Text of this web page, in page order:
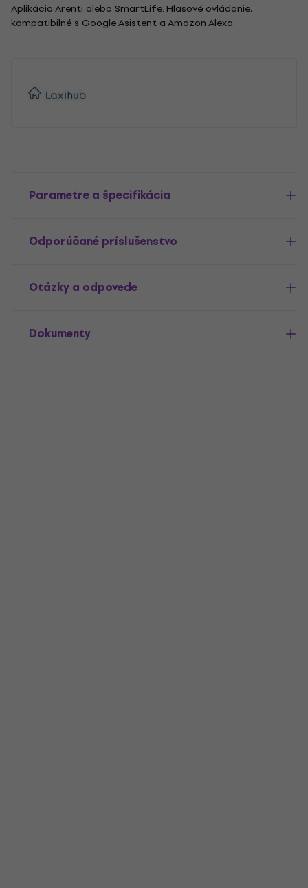
Aplikácia Arenti alebo SmartLife. Hlasové ovládanie,
kompatibilné s Google Asistent a Amazon Alexa.
Parametre a špecifikácia
Odporúčané príslušenstvo
Otázky a odpovede
Dokumenty